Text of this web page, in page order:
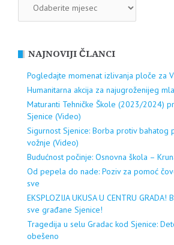
NAJNOVIJI ČLANCI
Pogledajte momenat izlivanja ploče za
Humanitarna akcija za najugroženijeg
Maturanti Tehničke Škole (2023/2024)
Sjenice (Video)
Sigurnost Sjenice: Borba protiv bahatog
vožnje (Video)
Budućnost počinje: Osnovna škola –
Od pepela do nade: Poziv za pomoć
sve
EKSPLOZIJA UKUSA U CENTRU
sve građane Sjenice!
Tragedija u selu Gradac kod Sjenice:
obešeno